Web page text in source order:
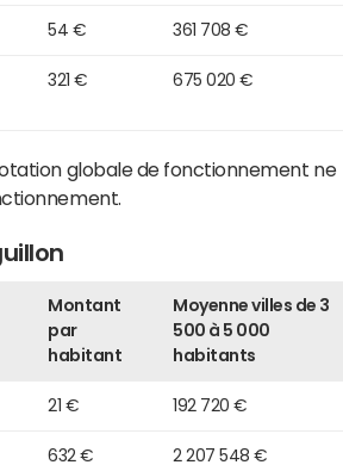
54 € 361 708 €
321 € 675 020 €
globale de fonctionnement ne
Montant
par
habitant
Moyenne villes de 3
500 à 5 000
habitants
21 € 192 720 €
632 € 2 207 548 €